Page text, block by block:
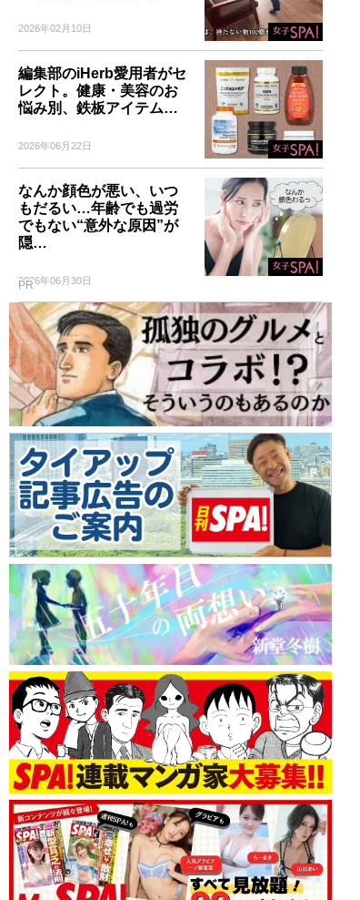
2026年02月10日
編集部のiHerb愛用者がセ
レクト。健康・美容のお
悩み別、鉄板アイテム…
2026年06月22日
なんか顔色が悪い、いつ
もだるい…年齢でも過労
でもない“意外な原因”が
隠…
2026年06月30日
PR